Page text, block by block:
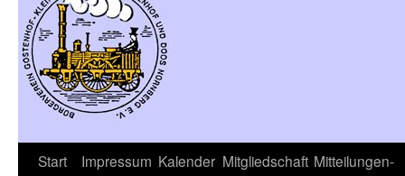
Start Impressum Kalender Mitgliedschaft Mitteilungen-